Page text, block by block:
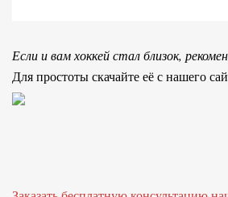
Если и вам хоккей стал близок,
Для простоты скачайте её с нашего